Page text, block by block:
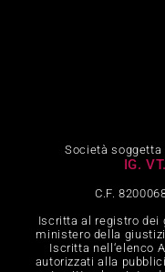
Società soggetta
IG.
C.F.
Iscritta al registro dei
ministero della
Iscritta nell‘elenco
autorizzati alla